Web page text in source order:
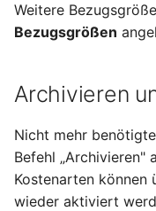
Änderungsaufträge
Umsatzplanung
Weitere
Bezugsgrößen
Archivieren
Nicht mehr
Befehl
Kostenarten können
wieder aktiviert